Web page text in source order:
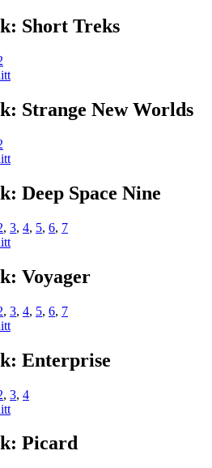
Short Treks
Strange New Worlds
Deep Space Nine
, 3, 4, 5, 6, 7
Voyager
, 3, 4, 5, 6, 7
Enterprise
, 3, 4
Picard